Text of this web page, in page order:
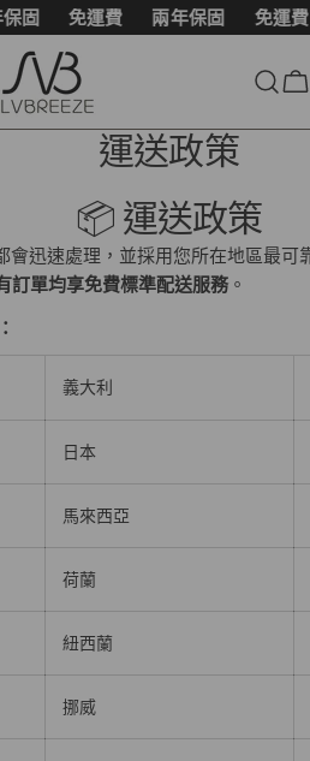
固 免運費 兩年保固 免運費
運送政策
📦 運送政策
會迅速處理，並採用您所在地區最可
訂單均享免費標準配送服務 。
義大利
日本
馬來西亞
荷蘭
紐西蘭
挪威